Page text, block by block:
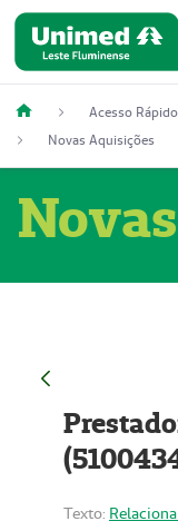
Acesso Rápido
Novas Aquisições
Texto: